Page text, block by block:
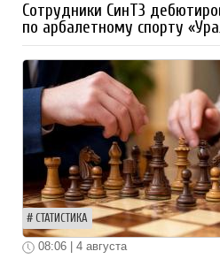
Сотрудники СинТЗ
по арбалетному спорту
СТАТИСТИКА
08:06 | 4 августа